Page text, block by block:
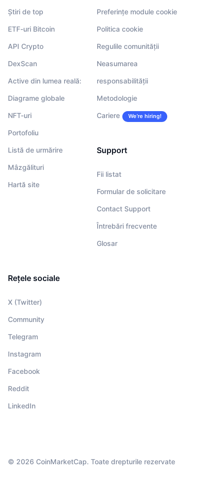
Știri de top
ETF-uri Bitcoin
API Crypto
DexScan
Active din lumea reală:
Diagrame globale
NFT-uri
Portofoliu
Listă de urmărire
Mâzgălituri
Hartă site
Preferințe module cookie
Politica cookie
Regulile comunității
Neasumarea
responsabilității
Metodologie
Cariere We’re hiring!
Support
Fii listat
Formular de solicitare
Contact Support
Întrebări frecvente
Glosar
Rețele sociale
X (Twitter)
Community
Telegram
Instagram
Facebook
Reddit
LinkedIn
© 2026 CoinMarketCap. Toate drepturile rezervate